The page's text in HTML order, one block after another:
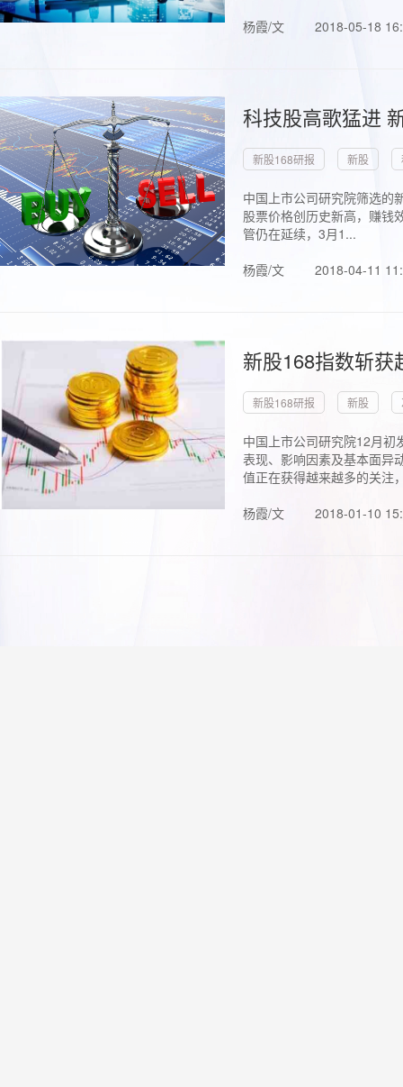
杨霞/文
2018-05-18
科技股高歌猛进
新股168研报 新股
中国上市公司研究院筛选的
股票价格创历史新高，赚钱
管仍在延续，3月1...
杨霞/文
2018-04-11
新股168指数斩
新股168研报 新股
中国上市公司研究院12月初
表现、影响因素及基本面异
值正在获得越来越多的关注
杨霞/文
2018-01-10